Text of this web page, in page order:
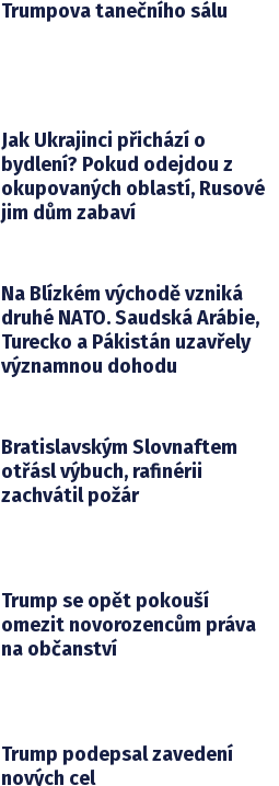
Trumpova tanečního sálu
Jak Ukrajinci přichází o
bydlení? Pokud odejdou z
okupovaných oblastí, Rusové
jim dům zabaví
Na Blízkém východě vzniká
druhé NATO. Saudská Arábie,
Turecko a Pákistán uzavřely
významnou dohodu
Bratislavským Slovnaftem
otřásl výbuch, rafinérii
zachvátil požár
Trump se opět pokouší
omezit novorozencům práva
na občanství
Trump podepsal zavedení
nových cel